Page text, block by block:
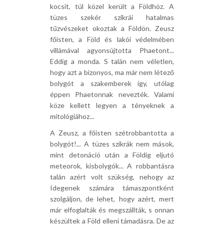
kocsit, túl közel került a Földhöz. A
tüzes szekér szikrái hatalmas
tűzvészeket okoztak a Földön. Zeusz
főisten, a Föld és lakói védelmében
villámával agyonsújtotta Phaetont...
Eddig a monda. S talán nem véletlen,
hogy azt a bizonyos, ma már nem létező
bolygót a szakemberek így, utólag
éppen Phaetonnak nevezték. Valami
köze kellett legyen a tényeknek a
mitológiához...
A Zeusz, a főisten szétrobbantotta a
bolygót!... A tüzes szikrák nem mások,
mint detonáció után a Földig eljutó
meteorok, kisbolygók... A robbantásra
talán azért volt szükség, nehogy az
Idegenek számára támaszpontként
szolgáljon, de lehet, hogy azért, mert
már elfoglalták és megszállták, s onnan
készültek a Föld elleni támadásra. De az